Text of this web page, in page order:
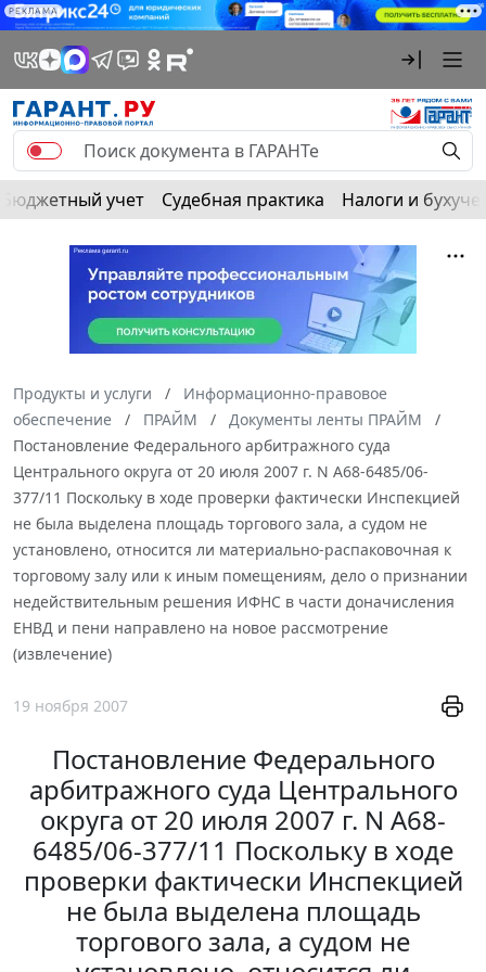
РЕКЛАМА
Бюджетный учет Судебная практика Налоги и
Продукты и услуги
Информационно-правовое
обеспечение
ПРАЙМ
Документы ленты ПРАЙМ
Постановление Федерального арбитражного суда
Центрального округа от 20 июля 2007 г. N А68-6485/06-
377/11 Поскольку в ходе проверки фактически Инспекцией
не была выделена площадь торгового зала, а судом не
установлено, относится ли материально-распаковочная к
торговому залу или к иным помещениям, дело о признании
недействительным решения ИФНС в части доначисления
ЕНВД и пени направлено на новое рассмотрение
(извлечение)
19 ноября 2007
Постановление Федерального
арбитражного суда Центрального
округа от 20 июля 2007 г. N А68-
6485/06-377/11 Поскольку в ходе
проверки фактически Инспекцией
не была выделена площадь
торгового зала, а судом не